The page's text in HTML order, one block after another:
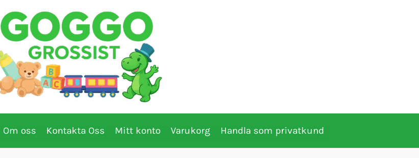
Om oss Kontakta Oss Mitt konto Varukorg Handla som privatkund